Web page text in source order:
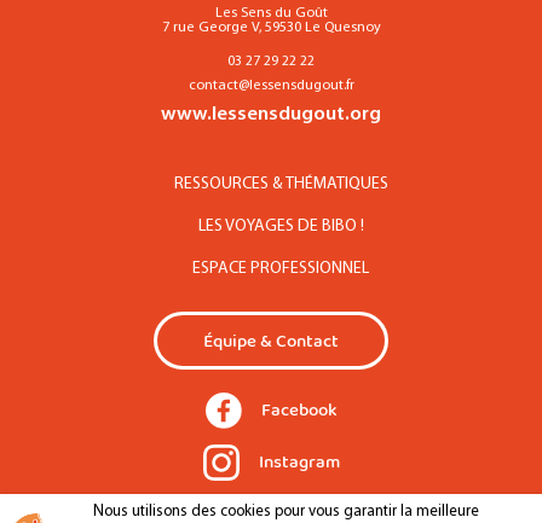
Les Sens du Goût
7 rue George V, 59530 Le Quesnoy
03 27 29 22 22
contact@lessensdugout.fr
www.lessensdugout.org
RESSOURCES & THÉMATIQUES
LES VOYAGES DE BIBO !
ESPACE PROFESSIONNEL
Équipe & Contact
Facebook
Instagram
Nous utilisons des cookies pour vous garantir la meilleure